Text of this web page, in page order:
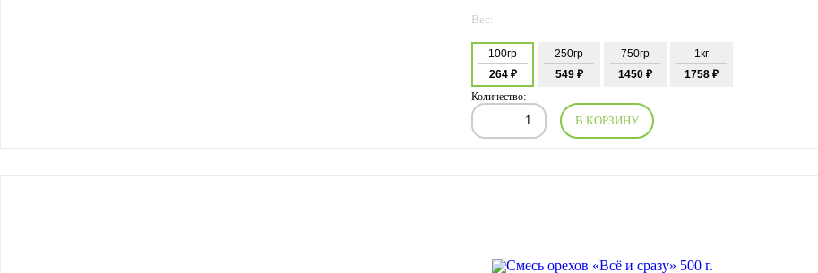
Вес:
100гр
264 ₽
250гр
549 ₽
750гр
1450 ₽
1кг
1758 ₽
Количество:
В КОРЗИНУ